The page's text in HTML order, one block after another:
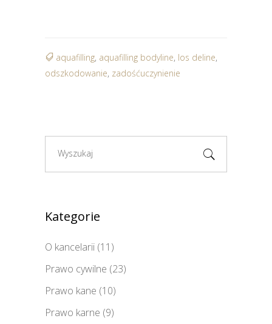
aquafilling, aquafilling bodyline, los deline,
odszkodowanie, zadośćuczynienie
for:
Kategorie
O kancelarii (11)
Prawo cywilne (23)
Prawo kane (10)
Prawo karne (9)